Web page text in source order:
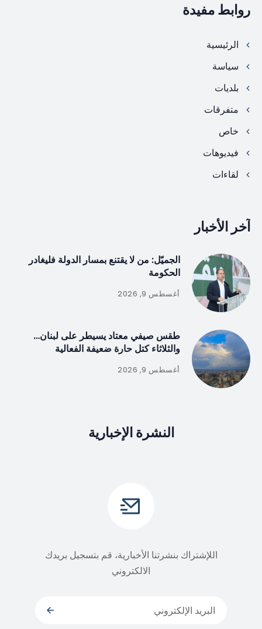
روابط مفيدة
الرئيسية
سياسة
بلديات
متفرقات
خاص
فيديوهات
لقاءات
آخر الأخبار
الجميّل: من لا يقتنع بمسار الدولة فليغادر
الحكومة
أغسطس 9, 2026
طقس صيفي معتاد يسيطر على لبنان…
والثلاثاء كتل حارة ضعيفة الفعالية
أغسطس 9, 2026
النشرة الإخبارية
اللإشتراك بنشرتنا الأخبارية، قم بتسجيل بريدك
الالكتروني